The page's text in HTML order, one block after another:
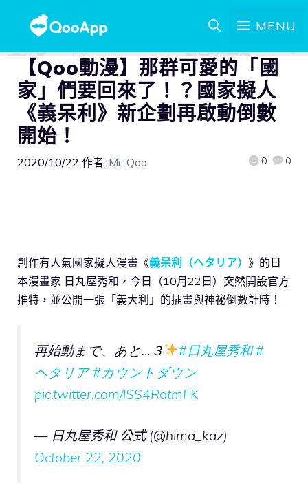
MENU
【Qoo動漫】那群可愛的「國
家」們要回來了！？國家擬人
《義呆利》新企劃再啟動倒數
開始！
2020/10/22 作者: Mr. Qoo 0 0
創作有人氣國家擬人漫畫《義呆利（ヘタリア） 》的日
本漫畫家 日丸屋秀和，今日（10月22日）突然開設官方
推特，並公開一張「義大利」的插畫與神祕倒數計時！
再始動まで、あと…３ #日丸屋秀和 #
ヘタリア #カウントダウン
pic.twitter.com/lSS4RatmFK
— 日丸屋秀和 公式 (@hima_kaz)
October 22, 2020